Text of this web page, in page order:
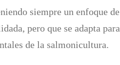
siempre un enfoque
pero que se adapta
de la salmonicultura.